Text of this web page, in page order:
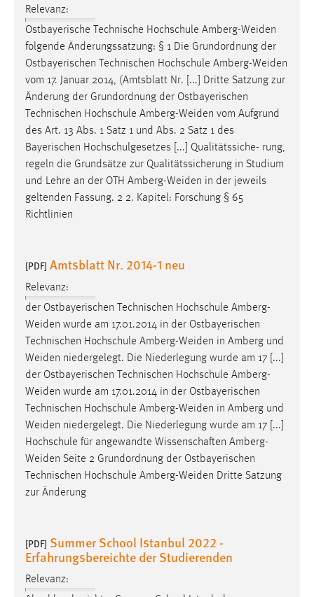
Relevanz:
Ostbayerische Technische Hochschule Amberg-Weiden
folgende Änderungssatzung: § 1 Die Grundordnung der
Ostbayerischen Technischen Hochschule Amberg-Weiden
vom 17. Januar 2014, (Amtsblatt Nr. [...] Dritte Satzung zur
Änderung der Grundordnung der Ostbayerischen
Technischen Hochschule Amberg-Weiden vom Aufgrund
des Art. 13 Abs. 1 Satz 1 und Abs. 2 Satz 1 des
Bayerischen Hochschulgesetzes [...] Qualitätssiche- rung,
regeln die Grundsätze zur Qualitätssicherung in Studium
und Lehre an der OTH Amberg-Weiden in der jeweils
geltenden Fassung. 2 2. Kapitel: Forschung § 65
Richtlinien
[PDF] Amtsblatt Nr. 2014-1 neu
Relevanz:
der Ostbayerischen Technischen Hochschule Amberg-
Weiden wurde am 17.01.2014 in der Ostbayerischen
Technischen Hochschule Amberg-Weiden in Amberg und
Weiden niedergelegt. Die Niederlegung wurde am 17 [...]
der Ostbayerischen Technischen Hochschule Amberg-
Weiden wurde am 17.01.2014 in der Ostbayerischen
Technischen Hochschule Amberg-Weiden in Amberg und
Weiden niedergelegt. Die Niederlegung wurde am 17 [...]
Hochschule für angewandte Wissenschaften Amberg-
Weiden Seite 2 Grundordnung der Ostbayerischen
Technischen Hochschule Amberg-Weiden Dritte Satzung
zur Änderung
[PDF] Summer School Istanbul 2022 -
Erfahrungsbereichte der Studierenden
Relevanz: